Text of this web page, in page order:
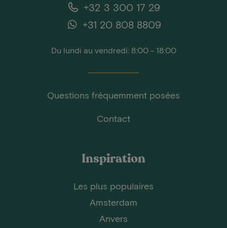
+32 3 300 17 29
+31 20 808 8809
Du lundi au vendredi: 8:00 - 18:00
Questions fréquemment posées
Contact
Inspiration
Les plus populaires
Amsterdam
Anvers